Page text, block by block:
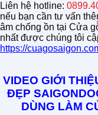
Liên hệ hotline:
nếu bạn cần tư vấn
âm chống ồn tại Cửa
nhất được chúng tôi
https://
VIDEO GIỚI
ĐẸP
DÙNG LÀM